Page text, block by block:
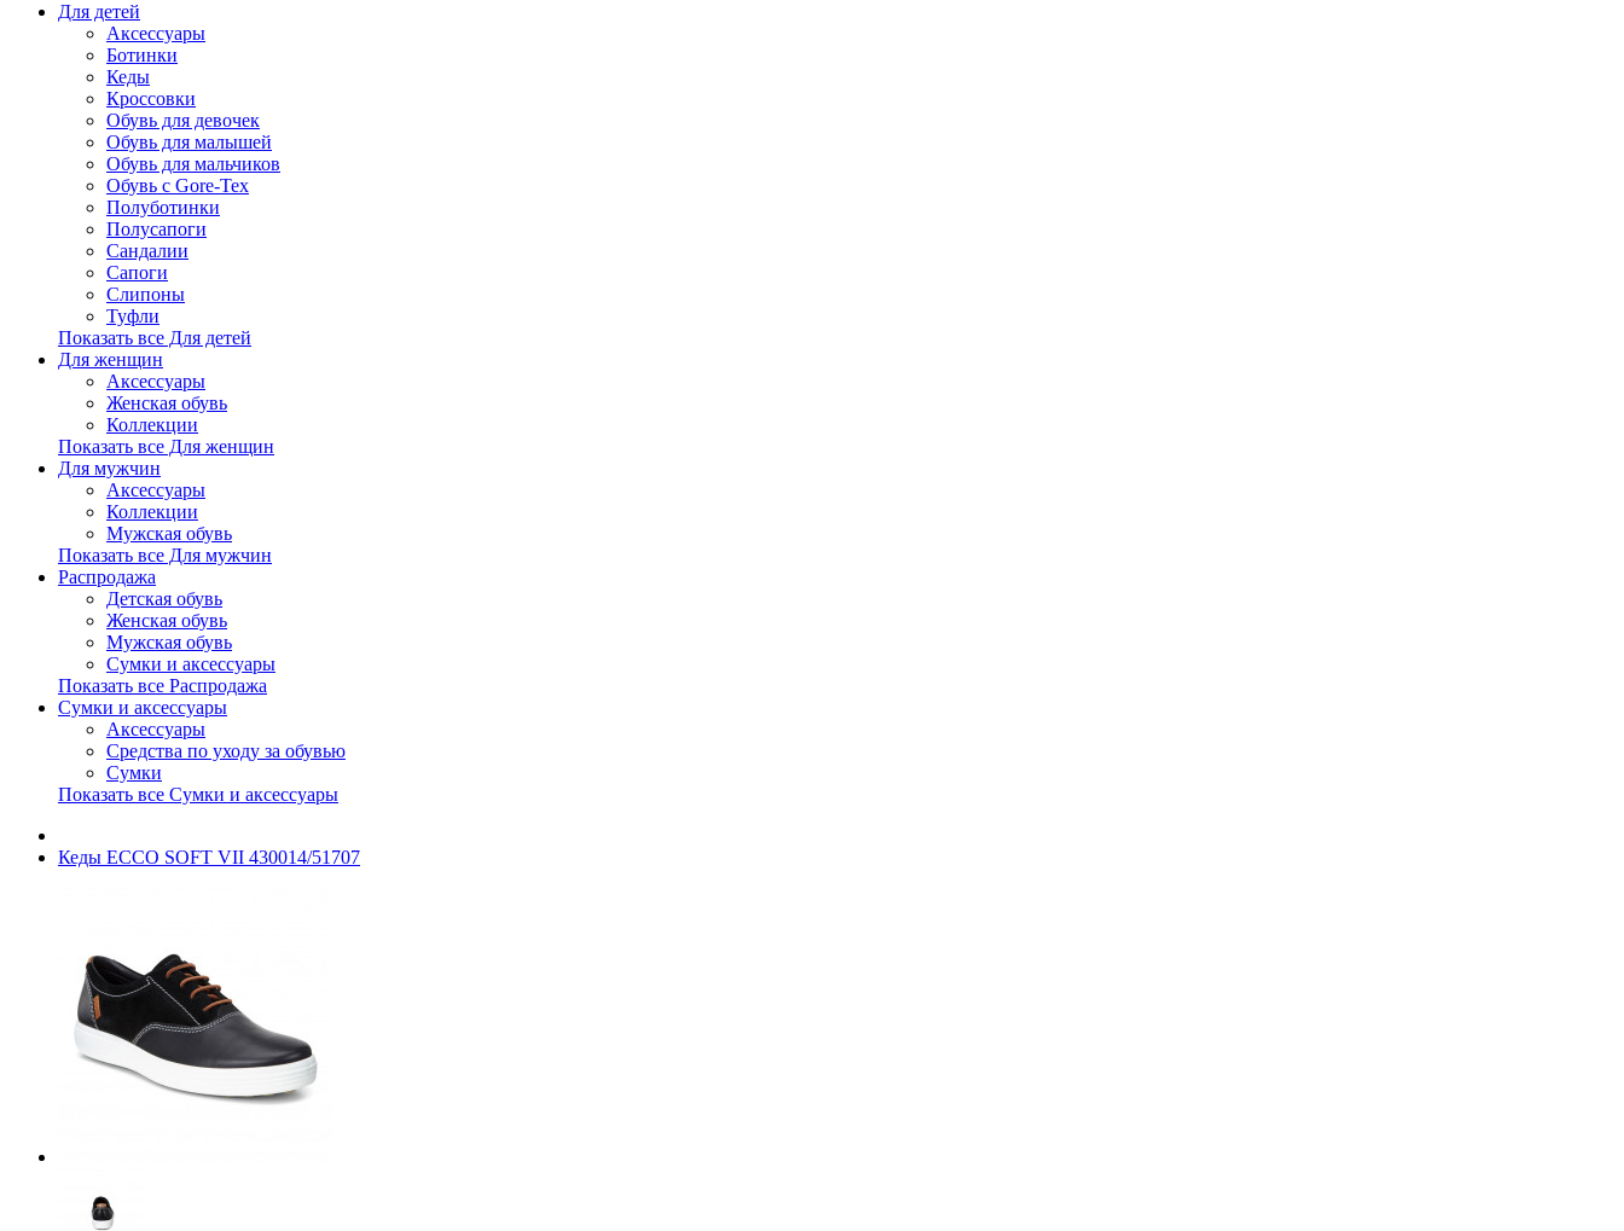
Для детей
Аксессуары
Ботинки
Кеды
Кроссовки
Обувь для девочек
Обувь для малышей
Обувь для мальчиков
Обувь с Gore-Tex
Полуботинки
Полусапоги
Сандалии
Сапоги
Слипоны
Туфли
Показать все Для детей
Для женщин
Аксессуары
Женская обувь
Коллекции
Показать все Для женщин
Для мужчин
Аксессуары
Коллекции
Мужская обувь
Показать все Для мужчин
Распродажа
Детская обувь
Женская обувь
Мужская обувь
Сумки и аксессуары
Показать все Распродажа
Сумки и аксессуары
Аксессуары
Средства по уходу за обувью
Сумки
Показать все Сумки и аксессуары
Кеды ECCO SOFT VII 430014/51707